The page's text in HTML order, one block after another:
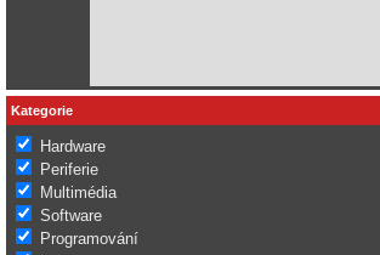
Kategorie
Hardware
Periferie
Multimédia
Software
Programování